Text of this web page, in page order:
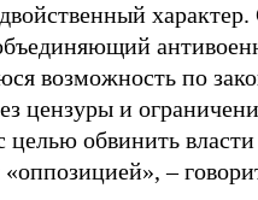
возможность по
цензуры и
целью обвинить
–